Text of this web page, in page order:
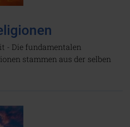
- Die fundamentalen
stammen aus der selben